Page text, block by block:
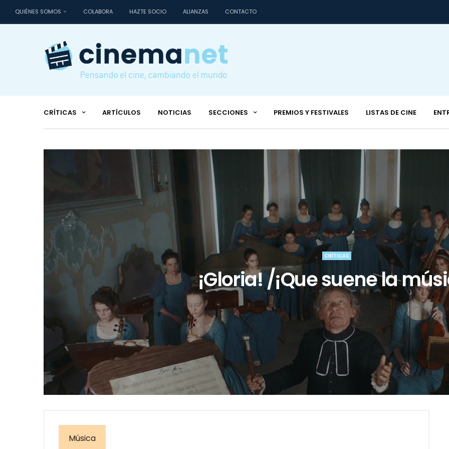
QUIÉNES SOMOS COLABORA HAZTE SOCIO ALIANZAS CONTACTO
CRÍTICAS ARTÍCULOS NOTICIAS SECCIONES PREMIOS Y FESTIVALES LISTAS DE CINE
CRÍTICAS
¡Gloria! /¡Que suene la
Música